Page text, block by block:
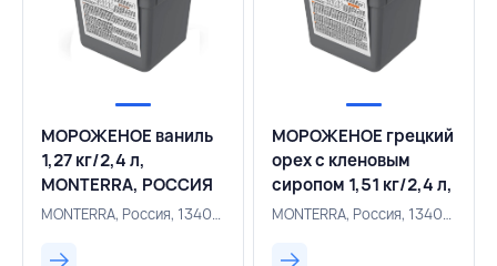
МОРОЖЕНОЕ ваниль
1,27 кг/2,4 л,
MONTERRA, РОССИЯ
MONTERRA, Россия, 134000245
МОРОЖЕНОЕ грецкий
орех с кленовым
сиропом 1,51 кг/2,4 л,
MONTERRA, РОССИЯMONTERRA, Россия, 134000240